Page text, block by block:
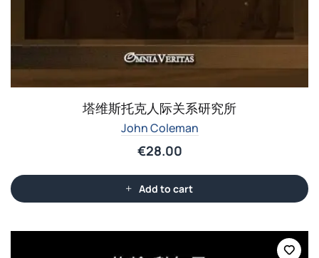
塔维斯托克人际关系研究所
John Coleman
€28.00
Add to cart